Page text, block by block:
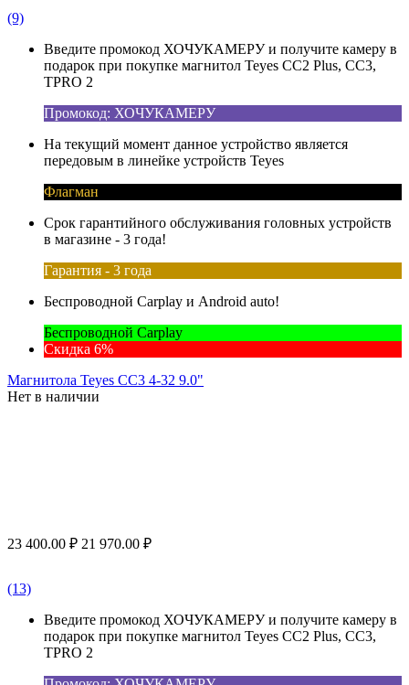
(9)
Введите промокод ХОЧУКАМЕРУ и получите камеру в
подарок при покупке магнитол Teyes CC2 Plus, CC3,
TPRO 2
Промокод: ХОЧУКАМЕРУ
На текущий момент данное устройство является
передовым в линейке устройств Teyes
Флагман
Срок гарантийного обслуживания головных устройств
в магазине - 3 года!
Гарантия - 3 года
Беспроводной Carplay и Android auto!
Беспроводной Carplay
Скидка 6%
Магнитола Teyes CC3 4-32 9.0"
Нет в наличии
23 400.00 ₽ 21 970.00 ₽
(13)
Введите промокод ХОЧУКАМЕРУ и получите камеру в
подарок при покупке магнитол Teyes CC2 Plus, CC3,
TPRO 2